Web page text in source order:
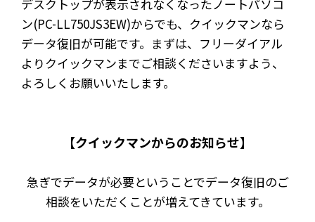
デスクトップが表示されなくなったノートパソコ
ン(PC-LL750JS3EW)からでも、クイックマンなら
データ復旧が可能です。まずは、フリーダイアル
よりクイックマンまでご相談くださいますよう、
よろしくお願いいたします。
【クイックマンからのお知らせ】
急ぎでデータが必要ということでデータ復旧のご
相談をいただくことが増えてきています。